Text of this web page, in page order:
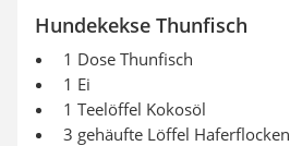
Hundekekse Thunfisch
1 Dose Thunfisch
1 Ei
1 Teelöffel Kokosöl
3 gehäufte Löffel Haferflocken